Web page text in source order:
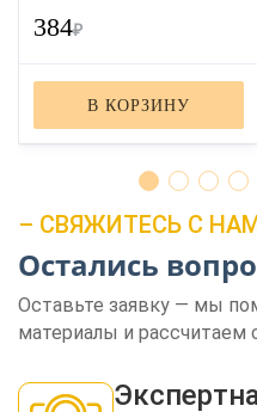
384₽
В КОРЗИНУ
– СВЯЖИТЕСЬ С
Остались
Оставьте заявку — мы
материалы и рассчитаем